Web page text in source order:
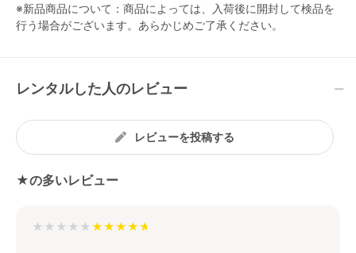
※新品商品について：商品によっては、入荷後に開封して検品を
行う場合がございます。あらかじめご了承ください。
レンタルした人のレビュー
レビューを投稿する
★の多いレビュー
★★★★★